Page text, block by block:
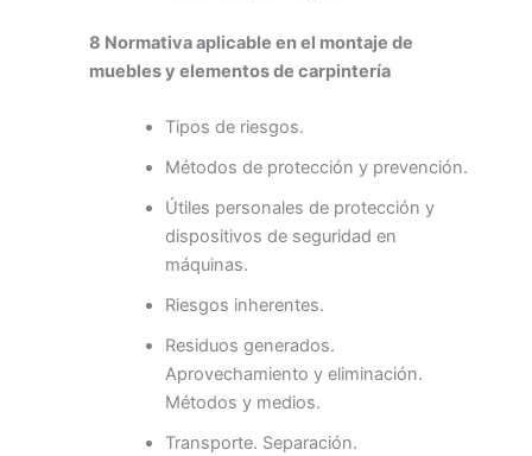
8 Normativa aplicable en el montaje de
muebles y elementos de carpintería
Tipos de riesgos.
Métodos de protección y prevención.
Útiles personales de protección y
dispositivos de seguridad en
máquinas.
Riesgos inherentes.
Residuos generados.
Aprovechamiento y eliminación.
Métodos y medios.
Transporte. Separación.